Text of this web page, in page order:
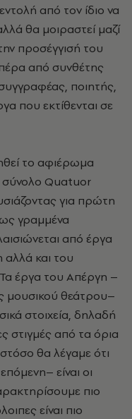
από τον ίδιο να
θα μοιραστεί μαζί
προσέγγισή του
από συνθέτης
ποιητής,
που εκτίθενται σε
το αφιέρωμα
σύνολο Quatuor
για πρώτη
γραμμένα
από έργα
και του
Τα έργα του Απέργη –
μουσικού θεάτρου–
στοιχεία, δηλαδή
στιγμές από τα όρια
θα λέγαμε ότι
είναι οι
πιο
είναι πιο